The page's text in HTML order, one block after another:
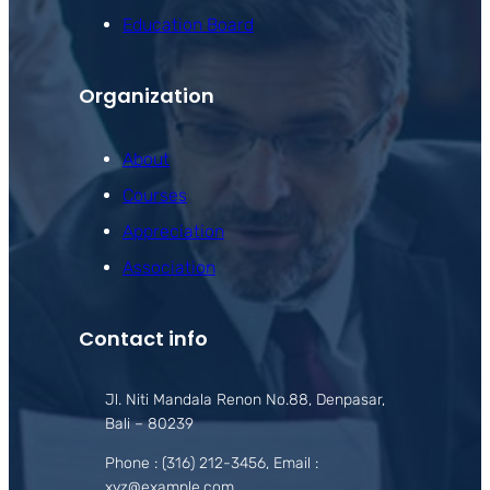
Education Board
Organization
About
Courses
Appreciation
Association
Contact info
Jl. Niti Mandala Renon No.88, Denpasar,
Bali – 80239
Phone : (316) 212-3456, Email :